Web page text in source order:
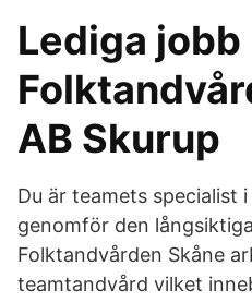
Lediga jobb
AB Skurup
Du är teamets specialist
genomför den
Folktandvården Skåne
teamtandvård vilket